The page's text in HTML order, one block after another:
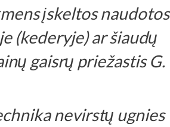
įskeltos naudotos
(kederyje) ar šiaudų
gaisrų priežastis G.
nevirstų ugnies